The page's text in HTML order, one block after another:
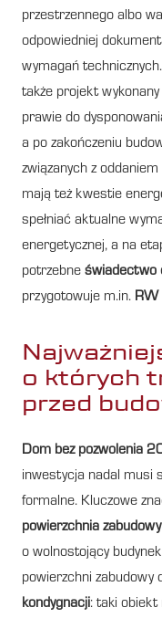
przestrzennego albo
odpowiedniej
wymagań
także projekt
prawie do
a po zakończeniu
związanych z
mają też kwestie
spełniać aktualne
energetycznej, a na
potrzebne świadectwo
przygotowuje m.in. RW
o których
przed
Dom bez pozwolenia
inwestycja nadal musi
formalne. Kluczowe
powierzchnia zabudowy
o wolnostojący
powierzchni zabudowy
kondygnacji: taki obiekt